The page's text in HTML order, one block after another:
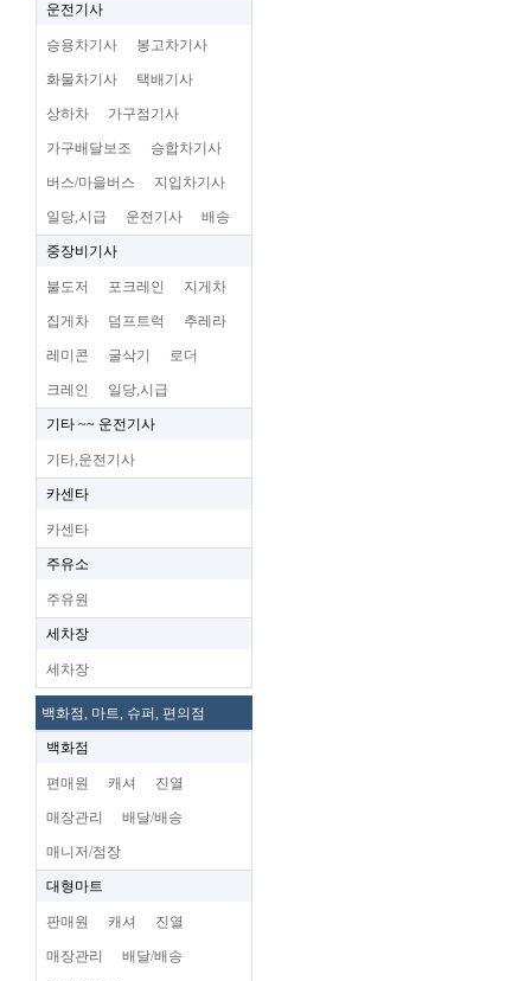
운전기사
승용차기사 봉고차기사
화물차기사 택배기사
상하차 가구점기사
가구배달보조 승합차기사
버스/마을버스 지입차기사
일당,시급 운전기사 배송
중장비기사
불도저 포크레인 지게차
집게차 덤프트럭 추레라
레미콘 굴삭기 로더
크레인 일당,시급
기타 ~~ 운전기사
기타,운전기사
카센타
카센타
주유소
주유원
세차장
세차장
백화점, 마트, 슈퍼, 편의점
백화점
편매원 캐셔 진열
매장관리 배달/배송
매니저/점장
대형마트
판매원 캐셔 진열
매장관리 배달/배송